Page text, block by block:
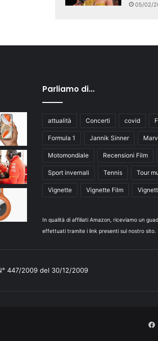
05/02/
Parliamo di…
attualità Concerti covid
Formula 1 Jannik Sinner
Motomondiale Recensioni Film
Sport invernali Tennis Tour
Vignette Vignette Film
In qualità di affiliati Amazon, riceviamo un
effettuati tramite i link presenti sul nostro sito.
447/2009 del 30/12/2009